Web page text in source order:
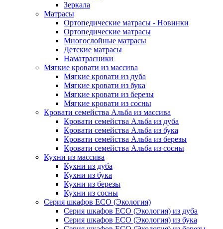
Зеркала
Матрасы
Ортопедические матрасы - Новинки
Ортопедические матрасы
Многослойные матрасы
Детские матрасы
Наматрасники
Мягкие кровати из массива
Мягкие кровати из дуба
Мягкие кровати из бука
Мягкие кровати из березы
Мягкие кровати из сосны
Кровати семейства Альба из массива
Кровати семейства Альба из дуба
Кровати семейства Альба из бука
Кровати семейства Альба из березы
Кровати семейства Альба из сосны
Кухни из массива
Кухни из дуба
Кухни из бука
Кухни из березы
Кухни из сосны
Серия шкафов ECO (Экология)
Серия шкафов ECO (Экология) из дуба
Серия шкафов ECO (Экология) из бука